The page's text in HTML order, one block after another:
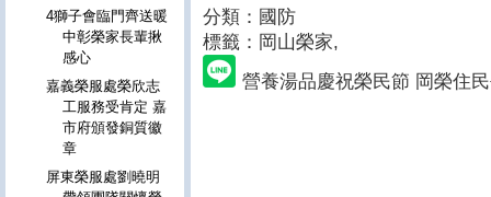
分類：國防
標籤：岡山榮家,
營養湯品慶祝榮民節 岡榮住
4獅子會臨門齊送暖
中彰榮家長輩揪
感心
嘉義榮服處榮欣志
工服務受肯定 嘉
市府頒發銅質徽
章
屏東榮服處劉曉明